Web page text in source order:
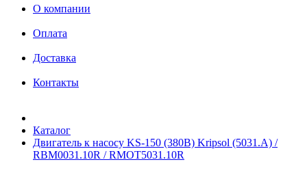
О компании
Оплата
Доставка
Контакты
Каталог
Двигатель к насосу KS-150 (380В) Kripsol (5031.A) /
RBM0031.10R / RMOT5031.10R